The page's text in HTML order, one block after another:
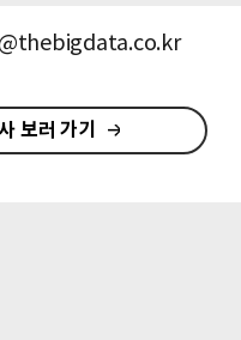
보러 가기